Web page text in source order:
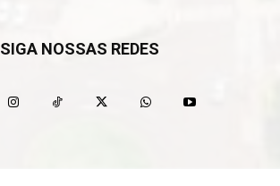
SIGA NOSSAS REDES